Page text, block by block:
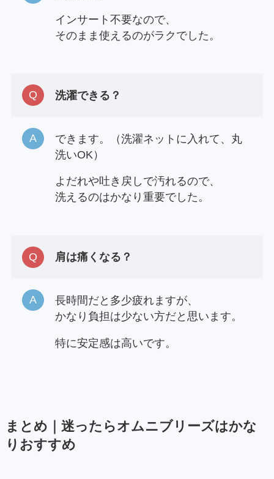
インサート不要なので、
そのまま使えるのがラクでした。
洗濯できる？
できます。（洗濯ネットに入れて、丸
洗いOK）
よだれや吐き戻しで汚れるので、
洗えるのはかなり重要でした。
肩は痛くなる？
長時間だと多少疲れますが、
かなり負担は少ない方だと思います。
特に安定感は高いです。
まとめ｜迷ったらオムニブリーズはかな
りおすすめ